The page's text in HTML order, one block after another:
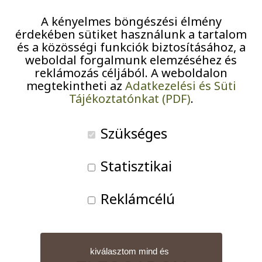
Otthonainkban
A kijárási és látogatási tilalom
szóló, új és újragondolt foglalkozások, programok.
meg, lelki gyakorlatokat, táncterápiát, kertbarátok
említsek, az Újpalotai Otthonban a csoportos
távolságtartásra való tekintettel – kiköltözött a kertbe,
hogy így, a platán- és juharfák hűs árnyékában
A kényelmes böngészési élmény
érdekében sütiket használunk a tartalom
és a közösségi funkciók biztosításához, a
weboldal forgalmunk elemzéséhez és
reklámozás céljából. A weboldalon
megtekintheti az Adatkezelési és Süti
Tájékoztatónkat (PDF).
Szükséges
Statisztikai
Reklámcélú
kiválasztom mind és
Járványügyi intézkedések